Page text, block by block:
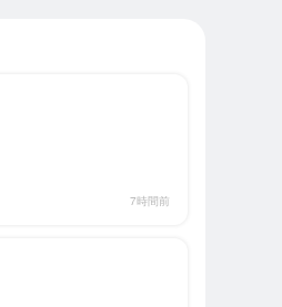
7時間前